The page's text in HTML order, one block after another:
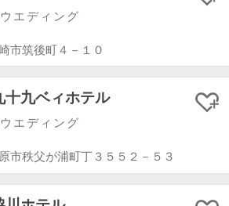
エディング
市筑後町４－１０
十九ベィホテル
エディング
市秩父が浦町丁３５５２－５３